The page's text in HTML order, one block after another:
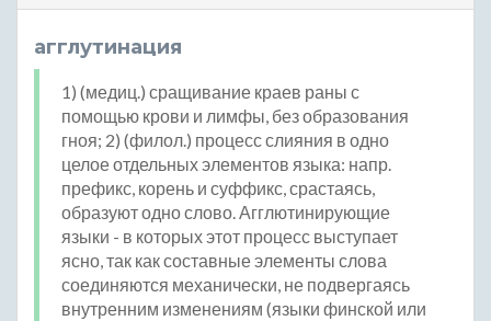
агглутинация
1) (медиц.) сращивание краев раны с
помощью крови и лимфы, без образования
гноя; 2) (филол.) процесс слияния в одно
целое отдельных элементов языка: напр.
префикс, корень и суффикс, срастаясь,
образуют одно слово. Агглютинирующие
языки - в которых этот процесс выступает
ясно, так как составные элементы слова
соединяются механически, не подвергаясь
внутренним изменениям (языки финской или